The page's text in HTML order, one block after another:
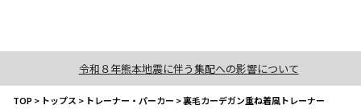
令和８年熊本地震に伴う集配への影響について
TOP> トップス > トレーナー・パーカー >裏毛カーデガン重ね着風トレーナー